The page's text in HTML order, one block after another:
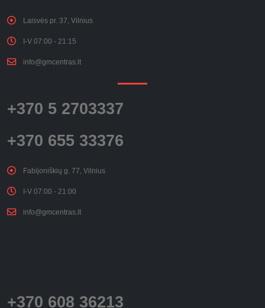
Laisvės pr. 37, Vilnius
I-V 07:00 - 21:15
info@gmcentras.lt
+370 5 2703337
+370 655 33376
Fabijoniškių g. 77, Vilnius
I-V 07:00 - 21:00
info@gmcentras.lt
+370 608 36213